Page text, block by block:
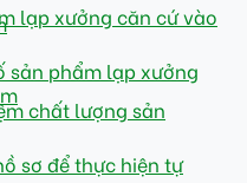
lạp xưởng căn cứ vào
sản phẩm lạp xưởng
chất lượng sản
sơ để thực hiện tự